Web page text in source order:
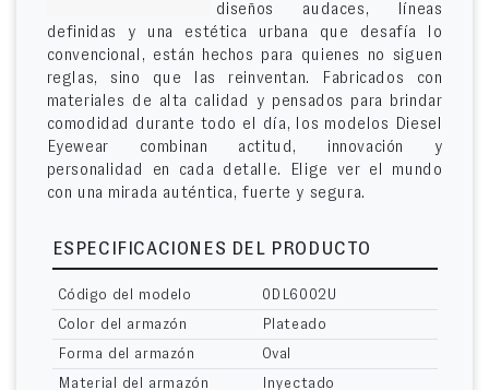
diseños audaces, líneas
definidas y una estética urbana que desafía lo
convencional, están hechos para quienes no siguen
reglas, sino que las reinventan. Fabricados con
materiales de alta calidad y pensados para brindar
comodidad durante todo el día, los modelos Diesel
Eyewear combinan actitud, innovación y
personalidad en cada detalle. Elige ver el mundo
con una mirada auténtica, fuerte y segura.
ESPECIFICACIONES DEL PRODUCTO
Código del modelo
0DL6002U
Color del armazón
Plateado
Forma del armazón
Oval
Material del armazón
Inyectado